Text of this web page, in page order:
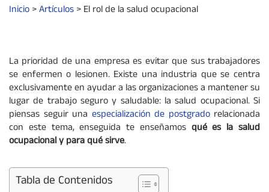
Inicio>Artículos>El rol de la salud ocupacional
La prioridad de una empresa es evitar que sus trabajadores
se enfermen o lesionen. Existe una industria que se centra
exclusivamente en ayudar a las organizaciones a mantener su
lugar de trabajo seguro y saludable: la salud ocupacional. Si
piensas seguir una especialización de postgradorelacionada
con este tema, enseguida te enseñamos qué es la salud
ocupacional y para qué sirve.
Tabla de Contenidos